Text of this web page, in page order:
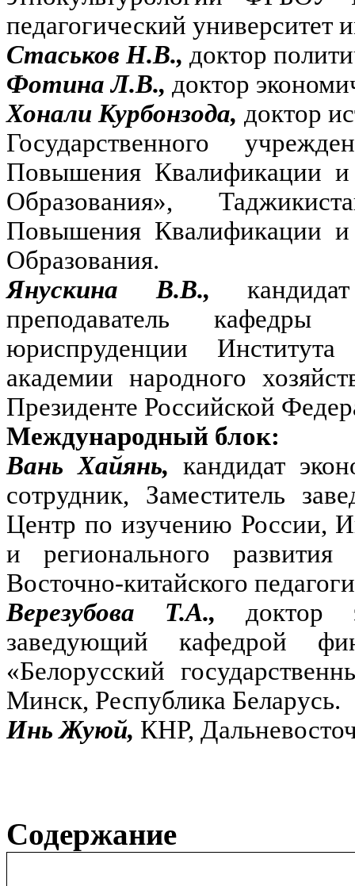
педагогический университет
Стаськов Н.В., доктор
Фотина Л.В., доктор
Хонали Курбонзода, доктор
Государственного
Повышения Квалификации и
Образования»,
Повышения Квалификации и
Образования.
Янускина В.В.,
преподаватель кафедры
юриспруденции
академии народного
Президенте Российской
Международный блок:
Вань Хайянь, кандидат
сотрудник, Заместитель
Центр по изучению России,
и регионального
Восточно-китайского
Верезубова Т.А.,
доктор
заведующий кафедрой
«Белорусский
Минск, Республика Беларусь.
Инь Жуюй, КНР,
Содержание